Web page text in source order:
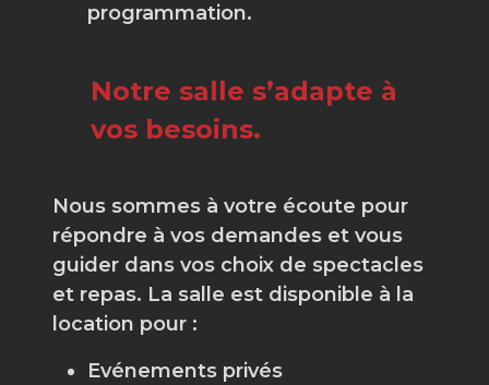
programmation.
Notre salle s’adapte à
vos besoins.
Nous sommes à votre écoute pour
répondre à vos demandes et vous
guider dans vos choix de spectacles
et repas. La salle est disponible à la
location pour :
Evénements privés